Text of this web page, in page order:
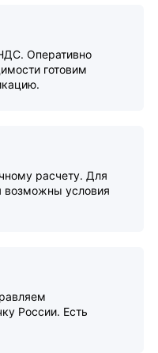
Оперативно
готовим
расчету. Для
возможны условия
России. Есть